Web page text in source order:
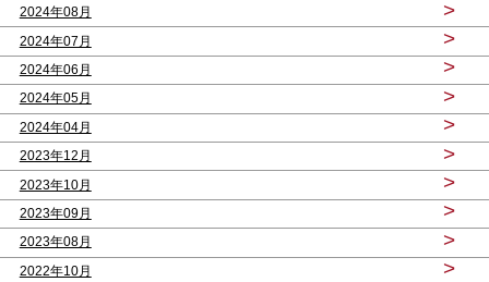
2024年08月 >
2024年07月 >
2024年06月 >
2024年05月 >
2024年04月 >
2023年12月 >
2023年10月 >
2023年09月 >
2023年08月 >
2022年10月 >